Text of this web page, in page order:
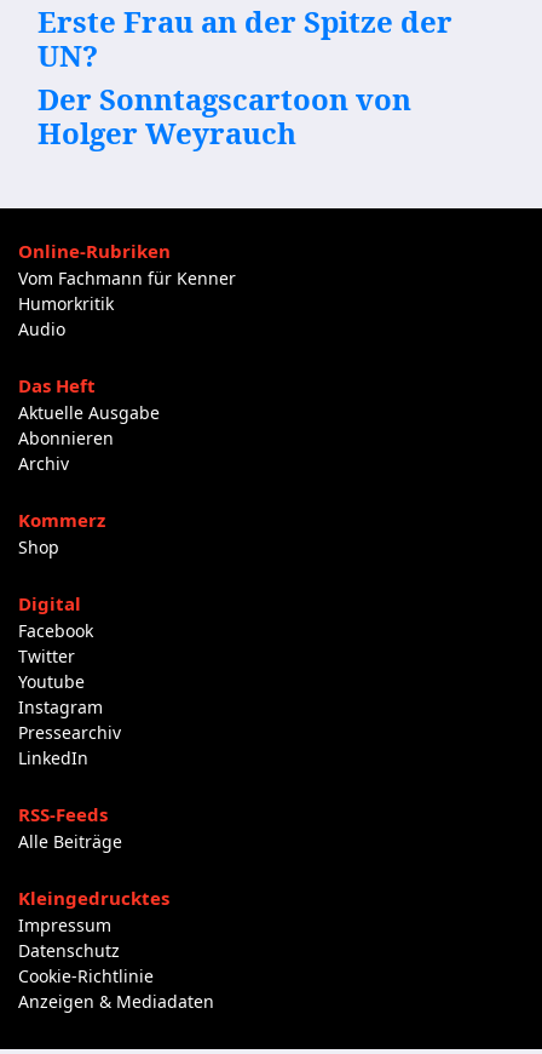
Erste Frau an der Spitze der
UN?
Der Sonntagscartoon von
Holger Weyrauch
Online-Rubriken
Vom Fachmann für Kenner
Humorkritik
Audio
Das Heft
Aktuelle Ausgabe
Abonnieren
Archiv
Kommerz
Shop
Digital
Facebook
Twitter
Youtube
Instagram
Pressearchiv
LinkedIn
RSS-Feeds
Alle Beiträge
Kleingedrucktes
Impressum
Datenschutz
Cookie-Richtlinie
Anzeigen & Mediadaten